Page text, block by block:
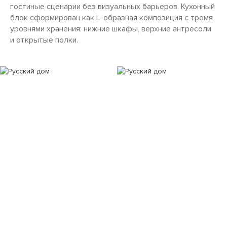
гостиные сценарии без визуальных барьеров. Кухонный
блок сформирован как L-образная композиция с тремя
уровнями хранения: нижние шкафы, верхние антресоли
и открытые полки.